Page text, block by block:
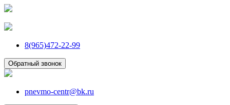
8(965)472-22-99
Обратный звонок
pnevmo-centr@bk.ru